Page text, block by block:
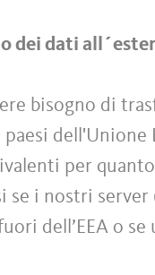
dei dati
bisogno di
dell'Unione
per
se i nostri
dell’EEA o